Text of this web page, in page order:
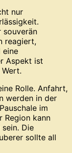
nur
souverän
reagiert,
eine
Aspekt ist
Rolle. Anfahrt,
werden in der
im
Region kann
Die
sollte all